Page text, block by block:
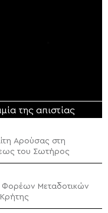
της απιστίας
Αρούσας στη
του Σωτήρος
Φορέων Μεταδοτικών